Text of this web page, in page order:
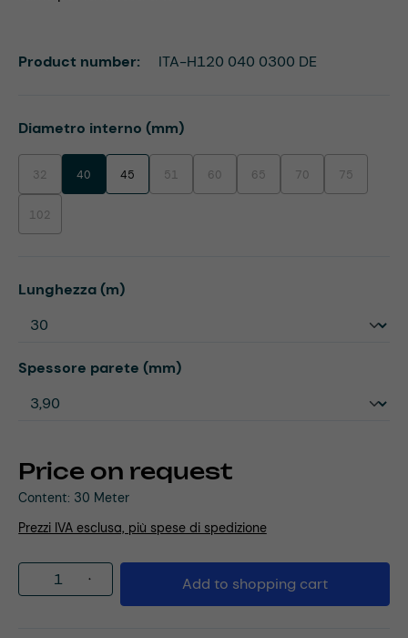
Price on request
Content: 30 Meter
Prezzi IVA esclusa, più spese di spedizione
Select
Diametro interno (mm)
32(This option is currently unavailable.)
40 45 51(This option is currently unavailable.)
60(This option is currently unavailable.)
65(This option is currently
70(This option is
75(This option
102(This option is currently unavailable.)
Select
Lunghezza (m)
Select
Spessore parete (mm)
Product Quantity: Enter the desired
Add to shopping cart
Product number: ITA-H120 040 0300 DE